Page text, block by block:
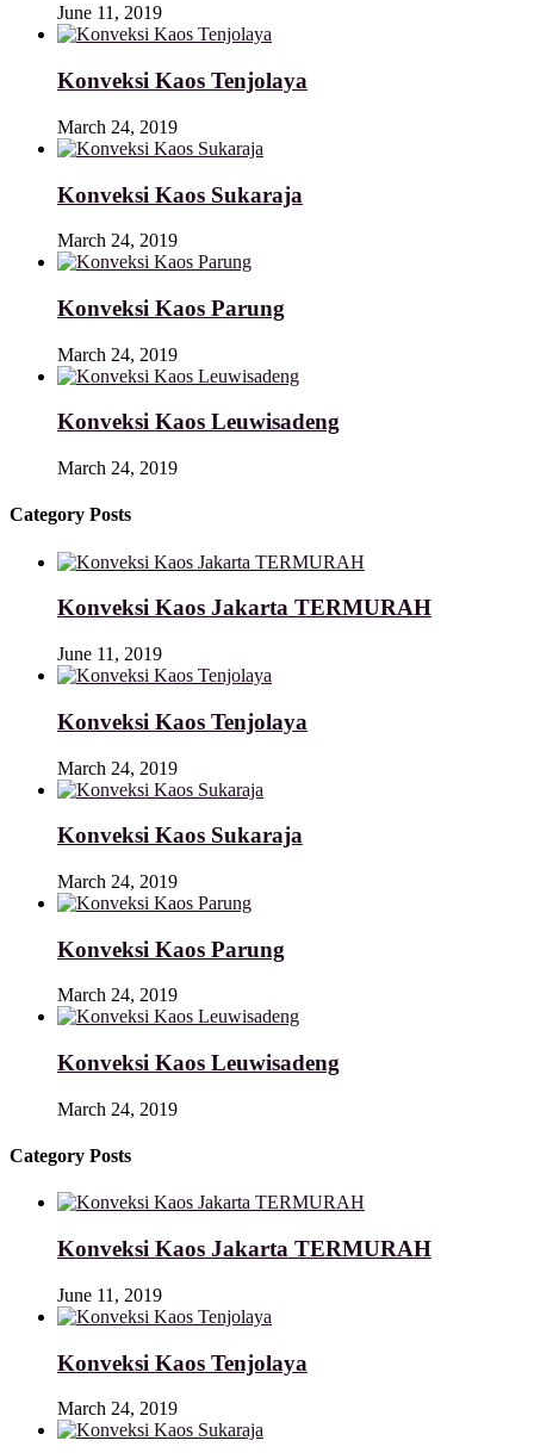
June 11, 2019
Konveksi Kaos Tenjolaya
March 24, 2019
Konveksi Kaos Sukaraja
March 24, 2019
Konveksi Kaos Parung
March 24, 2019
Konveksi Kaos Leuwisadeng
March 24, 2019
Category Posts
Konveksi Kaos Jakarta TERMURAH
June 11, 2019
Konveksi Kaos Tenjolaya
March 24, 2019
Konveksi Kaos Sukaraja
March 24, 2019
Konveksi Kaos Parung
March 24, 2019
Konveksi Kaos Leuwisadeng
March 24, 2019
Category Posts
Konveksi Kaos Jakarta TERMURAH
June 11, 2019
Konveksi Kaos Tenjolaya
March 24, 2019